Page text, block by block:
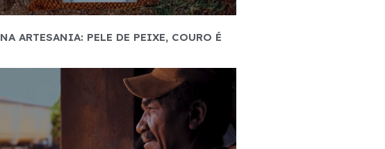
NA ARTESANIA: PELE DE PEIXE, COURO É